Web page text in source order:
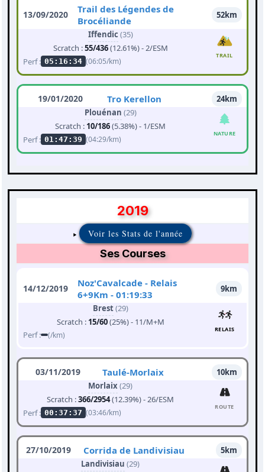
13/09/2020
Trail des Légendes de
Brocéliande
52km
Iffendic (35)
Scratch :55/436(12.61%) - 2/ESM
Perf : 05:16:34 (06:05/km)
TRAIL
19/01/2020 Tro Kerellon
24km
Plouénan (29)
Scratch : 10/186(5.38%) - 1/ESM
Perf : 01:47:39 (04:29/km)
NATURE
2019
Voir les Stats de l'année
Ses Courses
14/12/2019
Noz'Cavalcade - Relais
6+9Km - 01:19:33
9km
Brest(29)
Scratch : 15/60(25%) - 11/M+M
Perf :
(/km)
RELAIS
03/11/2019 Taulé-Morlaix
10km
Morlaix(29)
Scratch :366/2954(12.39%) - 26/ESM
Perf : 00:37:37 (03:46/km)
ROUTE
27/10/2019 Corrida de Landivisiau
5km
Landivisiau (29)